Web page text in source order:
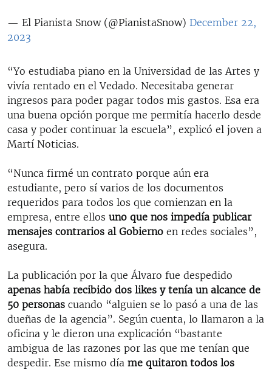
— El Pianista Snow (@PianistaSnow) December 22,
2023
“Yo estudiaba piano en la Universidad de las Artes y
vivía rentado en el Vedado. Necesitaba generar
ingresos para poder pagar todos mis gastos. Esa era
una buena opción porque me permitía hacerlo desde
casa y poder continuar la escuela”, explicó el joven a
Martí Noticias.
“Nunca firmé un contrato porque aún era
estudiante, pero sí varios de los documentos
requeridos para todos los que comienzan en la
empresa, entre ellos uno que nos impedía publicar
mensajes contrarios al Gobierno en redes sociales”,
asegura.
La publicación por la que Álvaro fue despedido
apenas había recibido dos likes y tenía un alcance de
50 personas cuando “alguien se lo pasó a una de las
dueñas de la agencia”. Según cuenta, lo llamaron a la
oficina y le dieron una explicación “bastante
ambigua de las razones por las que me tenían que
despedir. Ese mismo día me quitaron todos los